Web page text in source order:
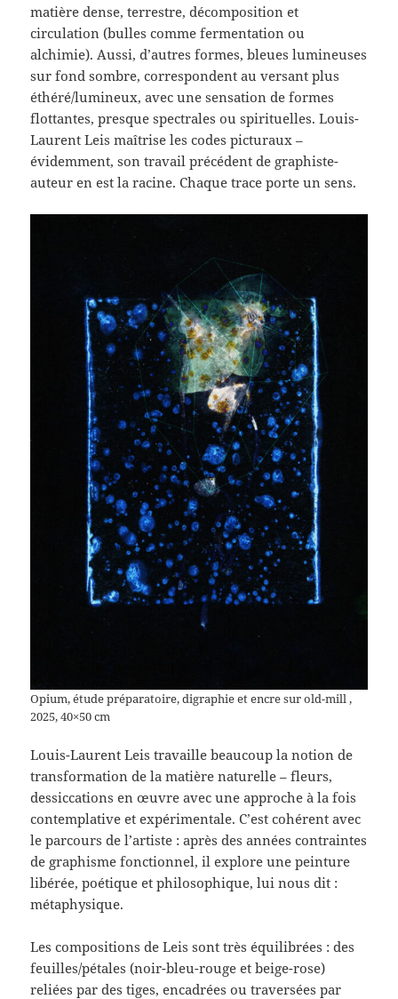
matière dense, terrestre, décomposition et
circulation (bulles comme fermentation ou
alchimie). Aussi, d’autres formes, bleues lumineuses
sur fond sombre, correspondent au versant plus
éthéré/lumineux, avec une sensation de formes
flottantes, presque spectrales ou spirituelles. Louis-
Laurent Leis maîtrise les codes picturaux –
évidemment, son travail précédent de graphiste-
auteur en est la racine. Chaque trace porte un sens.
Opium, étude préparatoire, digraphie et encre sur old-mill ,
2025, 40×50 cm
Louis-Laurent Leis travaille beaucoup la notion de
transformation de la matière naturelle – fleurs,
dessiccations en œuvre avec une approche à la fois
contemplative et expérimentale. C’est cohérent avec
le parcours de l’artiste : après des années contraintes
de graphisme fonctionnel, il explore une peinture
libérée, poétique et philosophique, lui nous dit :
métaphysique.
Les compositions de Leis sont très équilibrées : des
feuilles/pétales (noir-bleu-rouge et beige-rose)
reliées par des tiges, encadrées ou traversées par